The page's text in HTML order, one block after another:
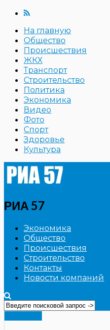
На главную
Общество
Происшествия
ЖКХ
Транспорт
Строительство
Политика
Экономика
Видео
Фото
Спорт
Здоровье
Культура
РИА 57
Экономика
Общество
Происшествия
Строительство
Контакты
Новости компаний